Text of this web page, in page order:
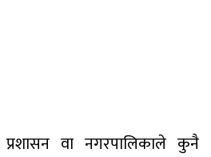
वा नगरपालिकाले कुनै